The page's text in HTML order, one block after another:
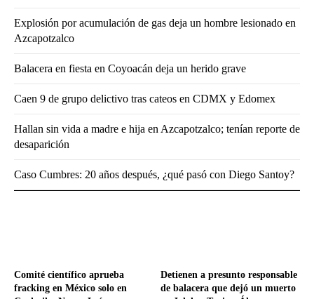
Comité científico aprueba
fracking en México solo en
Detienen a presunto responsable
de balacera que dejó un muerto
Explosión por acumulación de gas deja un hombre lesionado en
Azcapotzalco
Balacera en fiesta en Coyoacán deja un herido grave
Caen 9 de grupo delictivo tras cateos en CDMX y Edomex
Hallan sin vida a madre e hija en Azcapotzalco; tenían reporte de
desaparición
Caso Cumbres: 20 años después, ¿qué pasó con Diego Santoy?